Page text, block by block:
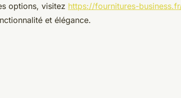
options, visitez https://fournitures-
et élégance.